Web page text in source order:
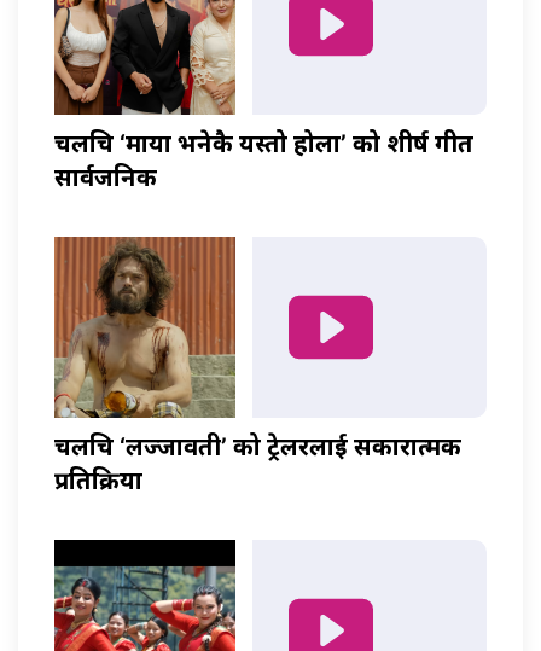
चलचित्र ‘माया भनेकै यस्तो होला’ को शीर्ष गीत
सार्वजनिक
चलचित्र ‘लज्जावती’ को ट्रेलरलाई सकारात्मक
प्रतिक्रिया